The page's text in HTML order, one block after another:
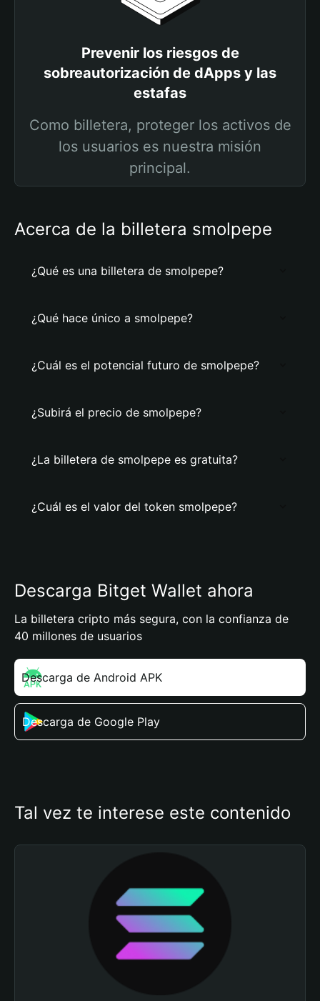
Prevenir los riesgos de
sobreautorización de dApps y las
estafas
Como billetera, proteger los activos de
los usuarios es nuestra misión
principal.
Acerca de la billetera smolpepe
¿Qué es una billetera de smolpepe?
¿Qué hace único a smolpepe?
¿Cuál es el potencial futuro de smolpepe?
¿Subirá el precio de smolpepe?
¿La billetera de smolpepe es gratuita?
¿Cuál es el valor del token smolpepe?
Descarga Bitget Wallet ahora
La billetera cripto más segura, con la confianza de
40 millones de usuarios
Descarga de Android APK
Descarga de Google Play
Tal vez te interese este contenido